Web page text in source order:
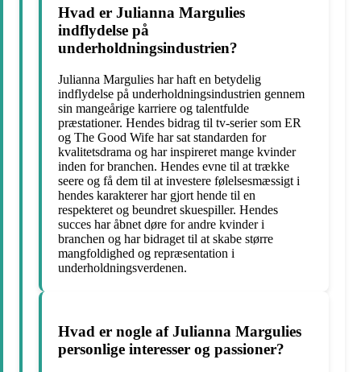
Hvad er Julianna Margulies
indflydelse på
underholdningsindustrien?
Julianna Margulies har haft en betydelig
indflydelse på underholdningsindustrien gennem
sin mangeårige karriere og talentfulde
præstationer. Hendes bidrag til tv-serier som ER
og The Good Wife har sat standarden for
kvalitetsdrama og har inspireret mange kvinder
inden for branchen. Hendes evne til at trække
seere og få dem til at investere følelsesmæssigt i
hendes karakterer har gjort hende til en
respekteret og beundret skuespiller. Hendes
succes har åbnet døre for andre kvinder i
branchen og har bidraget til at skabe større
mangfoldighed og repræsentation i
underholdningsverdenen.
Hvad er nogle af Julianna Margulies
personlige interesser og passioner?